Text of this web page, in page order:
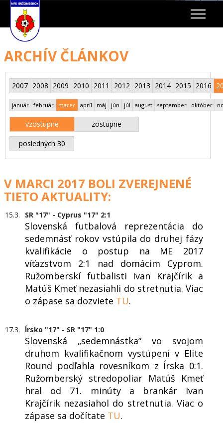
Toggle
ARCHÍV ČLÁNKOV
2007 2008 2009 2010 2011 2012 2013 2014 2015 2016
január február marec apríl máj jún júl august september október
vzostupne zostupne
posledných 30
V MARCI 2017 BOLI ZVEREJNENÉ
TIETO AKTUALITY:
15.3. SR "17" - Cyprus "17" 2:1
Slovenská futbalová reprezentácia do
sedemnásť rokov vstúpila do druhej fázy
kvalifikácie o postup na ME 2017
víťazstvom 2:1 nad domácim Cyprom.
Ružomberskí futbalisti Ivan Krajčírik a
Matúš Kmeť nezasiahli do stretnutia. Viac
o zápase sa dozviete TU.
17.3. Írsko "17" - SR "17" 1:0
Slovenská „sedemnástka“ vo svojom
druhom kvalifikačnom vystúpení v Elite
Round podľahla rovesníkom z Írska 0:1.
Ružomberský stredopoliar Matúš Kmeť
hral od 71. minúty a brankár Ivan
Krajčírik nezasiahol do stretnutia. Viac o
zápase sa dočítate TU.